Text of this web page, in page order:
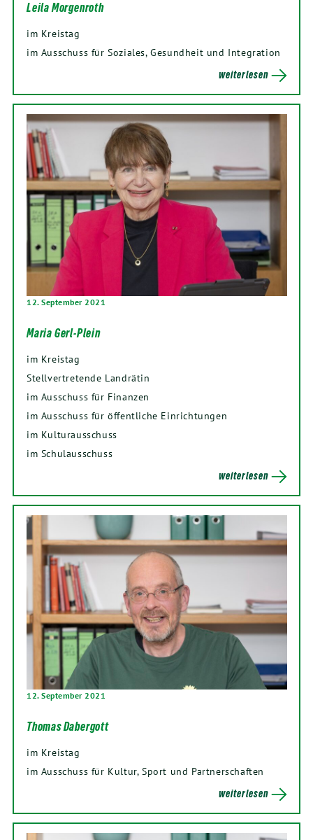
Leila Morgenroth
im Kreistag
im Ausschuss für Soziales, Gesundheit und Integration
weiterlesen
12. September 2021
Maria Gerl-Plein
im Kreistag
Stellvertretende Landrätin
im Ausschuss für Finanzen
im Ausschuss für öffentliche Einrichtungen
im Kulturausschuss
im Schulausschuss
weiterlesen
12. September 2021
Thomas Dabergott
im Kreistag
im Ausschuss für Kultur, Sport und Partnerschaften
weiterlesen